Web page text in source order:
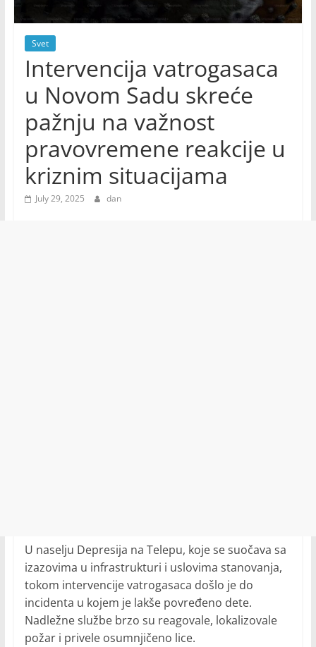
Svet
Intervencija vatrogasaca
u Novom Sadu skreće
pažnju na važnost
pravovremene reakcije u
kriznim situacijama
July 29, 2025 dan
U naselju Depresija na Telepu, koje se suočava sa
izazovima u infrastrukturi i uslovima stanovanja,
tokom intervencije vatrogasaca došlo je do
incidenta u kojem je lakše povređeno dete.
Nadležne službe brzo su reagovale, lokalizovale
požar i privele osumnjičeno lice.